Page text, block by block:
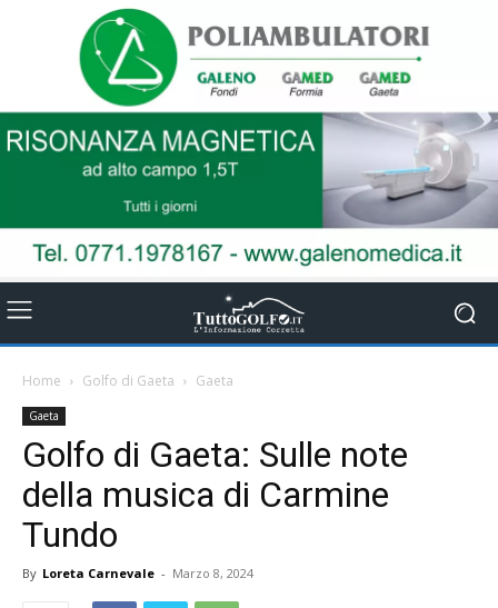
Home Golfo di Gaeta Gaeta
Gaeta
Golfo di Gaeta: Sulle note
della musica di Carmine
Tundo
By Loreta Carnevale - Marzo 8, 2024